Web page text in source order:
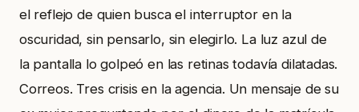
el reflejo de quien busca el interruptor en la
oscuridad, sin pensarlo, sin elegirlo. La luz azul de
la pantalla lo golpeó en las retinas todavía dilatadas.
Correos. Tres crisis en la agencia. Un mensaje de su